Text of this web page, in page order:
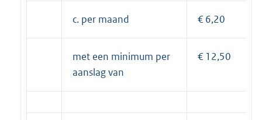
c. per maand € 6,20
met een minimum per
aanslag van
€ 12,50